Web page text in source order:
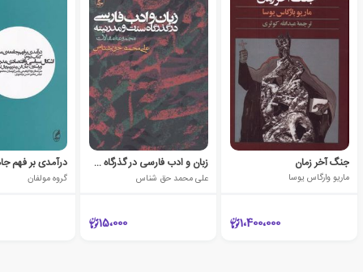
جنگ آخر زمان
ماریو وارگاس یوسا
1،400،000
زبان و ادب فارسی در گذرگاه سنت و مدرنیته
علی محمد حق شناس
15،000
گروه مولفان